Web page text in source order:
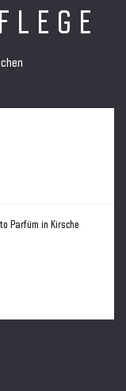
Parfüm in Kirsche